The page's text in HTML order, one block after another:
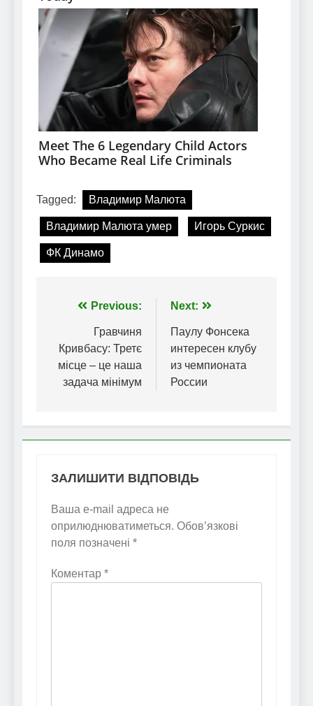
Tagged: Владимир Малюта
Владимир Малюта умер Игорь Суркис
ФК Динамо
Навігація
записів
Previous:
Гравчиня
Кривбасу: Третє
місце – це наша
задача мінімум
Next:
Паулу Фонсека
интересен клубу
из чемпионата
России
ЗАЛИШИТИ ВІДПОВІДЬ
Ваша e-mail адреса не
оприлюднюватиметься. Обов’язкові
поля позначені *
Коментар *